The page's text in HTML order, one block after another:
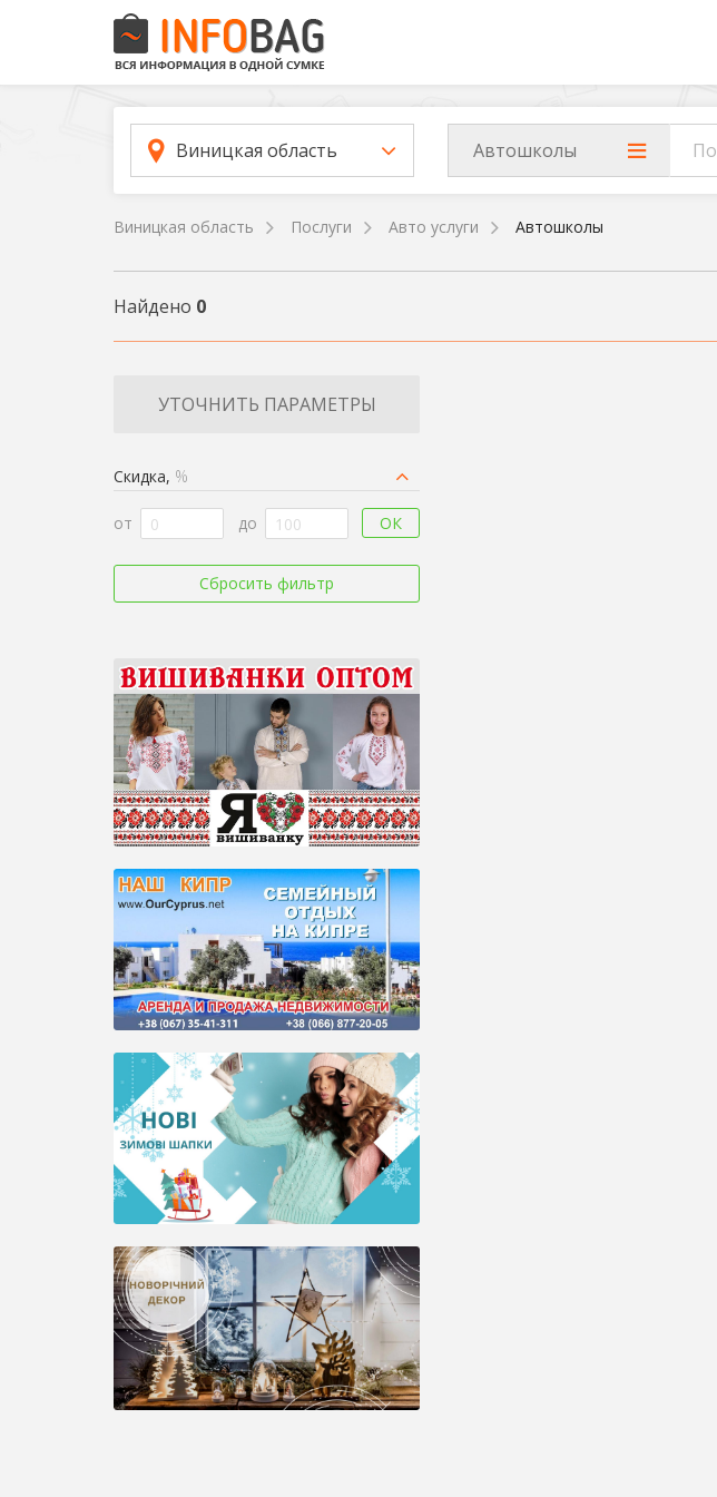
Виницкая область Автошколы
Виницкая область Послуги Авто услуги Автошколы
Найдено 0
УТОЧНИТЬ ПАРАМЕТРЫ
Скидка, %
от до ОК
Сбросить фильтр